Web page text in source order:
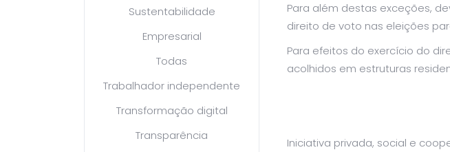
Sustentabilidade
Empresarial
Todas
Trabalhador independente
Transformação digital
Transparência
Para além destas exceções,
direito de voto nas eleições
Para efeitos do exercício do
acolhidos em estruturas
Iniciativa privada, social e